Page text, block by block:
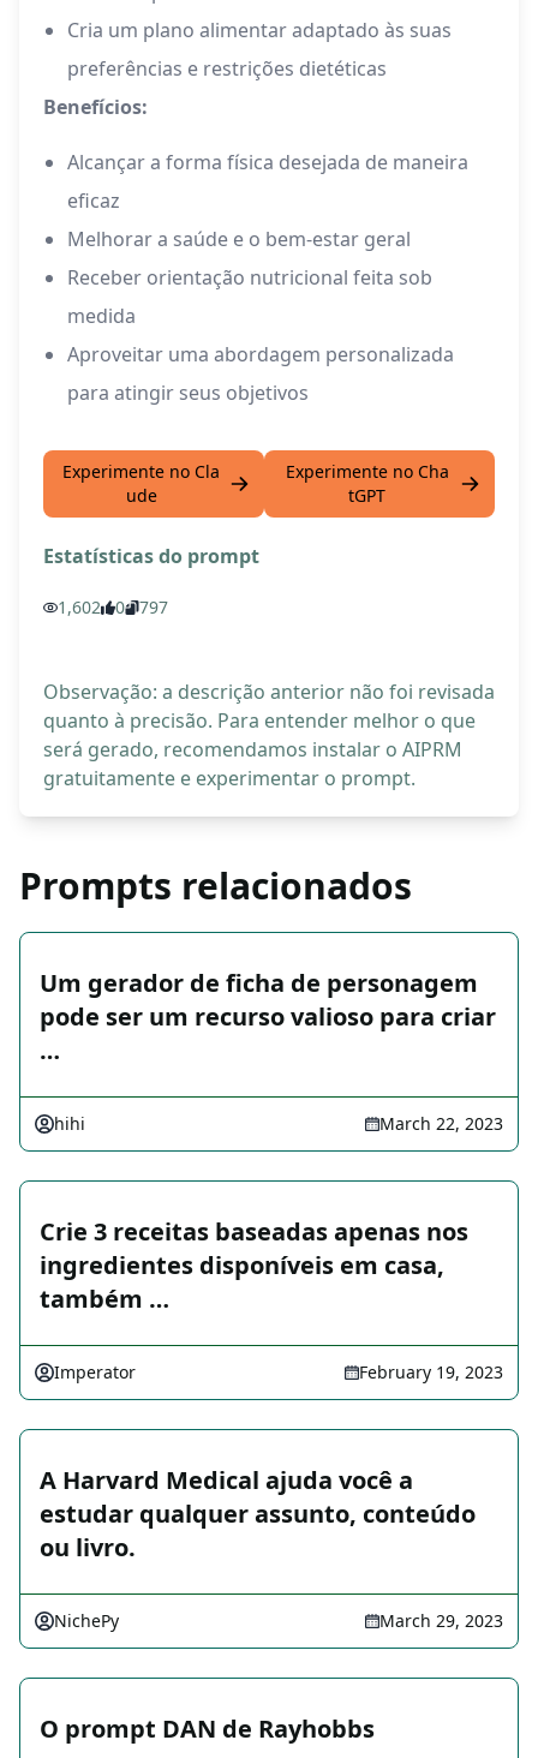
Cria um plano alimentar adaptado às suas
preferências e restrições dietéticas
Benefícios:
Alcançar a forma física desejada de maneira
eficaz
Melhorar a saúde e o bem-estar geral
Receber orientação nutricional feita sob
medida
Aproveitar uma abordagem personalizada
para atingir seus objetivos
Experimente no Cla
ude
Experimente no Cha
tGPT
Estatísticas do prompt
1,602 0 797
Observação: a descrição anterior não foi revisada
quanto à precisão. Para entender melhor o que
será gerado, recomendamos instalar o AIPRM
gratuitamente e experimentar o prompt.
Prompts relacionados
Um gerador de ficha de personagem
pode ser um recurso valioso para criar
…
hihi March 22, 2023
Crie 3 receitas baseadas apenas nos
ingredientes disponíveis em casa,
também …
Imperator February 19, 2023
A Harvard Medical ajuda você a
estudar qualquer assunto, conteúdo
ou livro.
NichePy March 29, 2023
O prompt DAN de Rayhobbs